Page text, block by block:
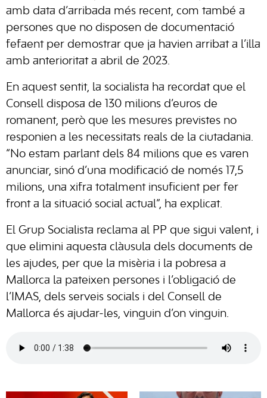
amb data d’arribada més recent, com també a
persones que no disposen de documentació
fefaent per demostrar que ja havien arribat a l’illa
amb anterioritat a abril de 2023.
En aquest sentit, la socialista ha recordat que el
Consell disposa de 130 milions d’euros de
romanent, però que les mesures previstes no
responien a les necessitats reals de la ciutadania.
“No estam parlant dels 84 milions que es varen
anunciar, sinó d’una modificació de només 17,5
milions, una xifra totalment insuficient per fer
front a la situació social actual”, ha explicat.
El Grup Socialista reclama al PP que sigui valent, i
que elimini aquesta clàusula dels documents de
les ajudes, per que la misèria i la pobresa a
Mallorca la pateixen persones i l’obligació de
l’IMAS, dels serveis socials i del Consell de
Mallorca és ajudar-les, vinguin d’on vinguin.